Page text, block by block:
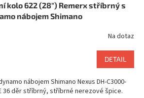
kolo 622 (28") Remerx stříbrný s
nábojem Shimano
Na dotaz
DETAIL
nábojem Shimano Nexus DH-C3000-
36 děr stříbrný, stříbrné nerezové špice.